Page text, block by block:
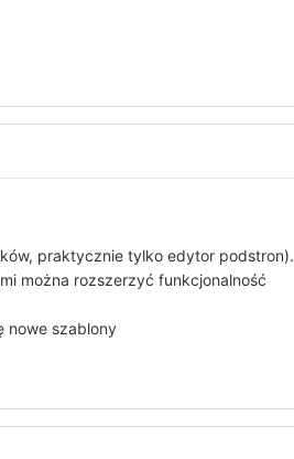
praktycznie tylko edytor podstron).
można rozszerzyć funkcjonalność
nowe szablony